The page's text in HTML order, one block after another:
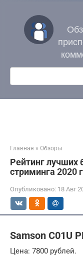
контенту
Поиск:
Главная » Обзоры
Рейтинг
стриминга 2020
Опубликовано: 18 Авг
Samson C01U
Цена: 7800 рублей.